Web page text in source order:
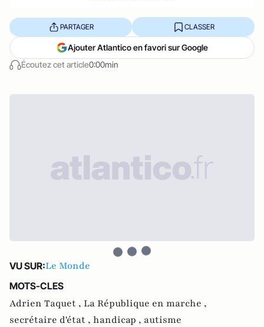
Écoutez cet article0:00min
PARTAGER CLASSER
Ajouter Atlantico en favori sur Google
VU SUR:Le Monde
MOTS-CLES
Adrien Taquet , La République en marche ,
secrétaire d'état , handicap , autisme